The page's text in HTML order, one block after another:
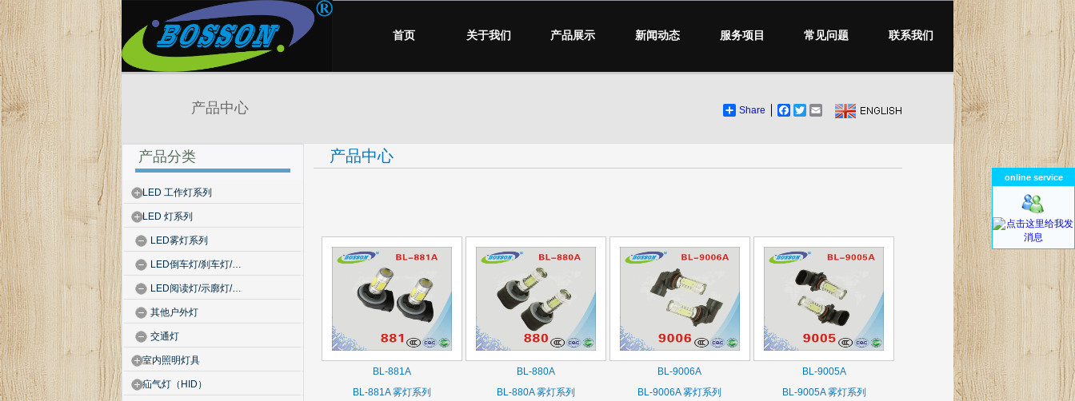
online service
首页 关于我们 产品展示 新闻动态 服务项目 常见问题 联系我们
产品中心 Share Facebook
TwitterEmail
产品分类
LED 工作灯系列
LED 灯系列
LED雾灯系列
LED倒车灯/刹车灯/…
LED阅读灯/示廓灯/…
其他户外灯
交通灯
室内照明灯具
疝气灯（HID）
产品中心
BL-881A
BL-881A 雾灯系列
BL-880A
BL-880A 雾灯系列
BL-9006A
BL-9006A 雾灯系列
BL-9005A
BL-9005A 雾灯系列